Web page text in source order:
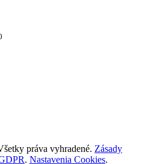
práva vyhradené. Zásady
. Nastavenia Cookies.